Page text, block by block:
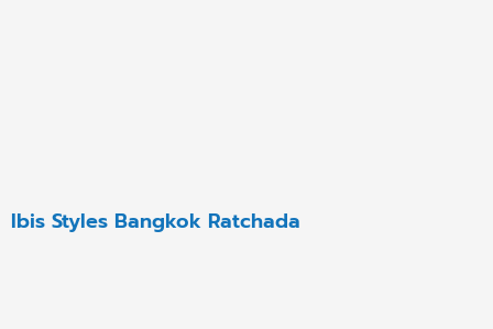
Ibis Styles Bangkok Ratchada